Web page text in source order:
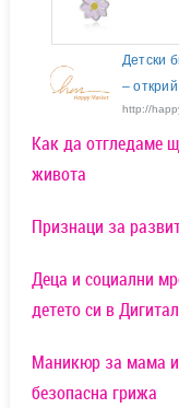
Детски
–
http://
Как да отгледаме
живота
Признаци за
Деца и социални
детето си в
Маникюр за мама и
безопасна грижа